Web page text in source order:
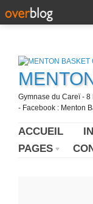
Gymnase du Careï -
- Facebook : Menton
ACCUEIL
PAGES